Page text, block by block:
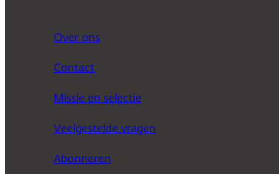
Over ons
Contact
Missie en selectie
Veelgestelde vragen
Abonneren